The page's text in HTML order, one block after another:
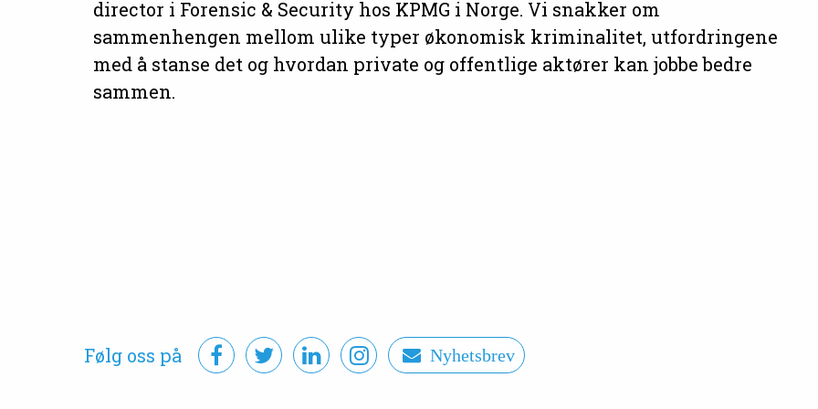
director i Forensic & Security hos KPMG i Norge. Vi snakker om
sammenhengen mellom ulike typer økonomisk kriminalitet, utfordringene
med å stanse det og hvordan private og offentlige aktører kan jobbe bedre
sammen.
Følg oss på Nyhetsbrev